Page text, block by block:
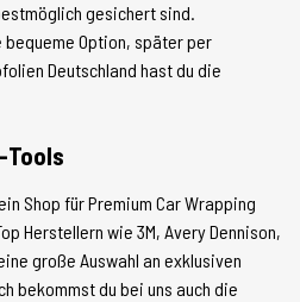
gesichert sind.
Option, später per
Deutschland hast du die
Shop für Premium Car Wrapping
Herstellern wie 3M, Avery Dennison,
große Auswahl an exklusiven
bekommst du bei uns auch die